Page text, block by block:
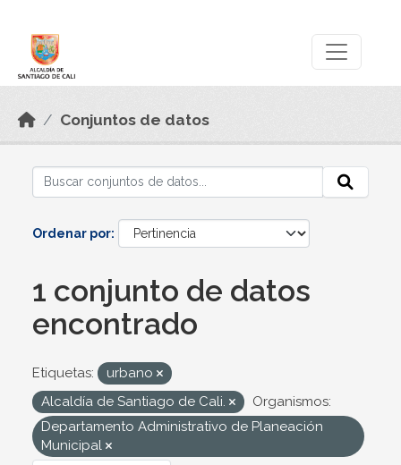
Conjuntos de datos
Ordenar por
1 conjunto de datos
encontrado
Etiquetas:
urbano
Alcaldía de Santiago de Cali.
Organismos:
Departamento Administrativo de Planeación
Municipal